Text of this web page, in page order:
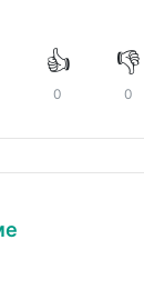
👍
0
👎
0